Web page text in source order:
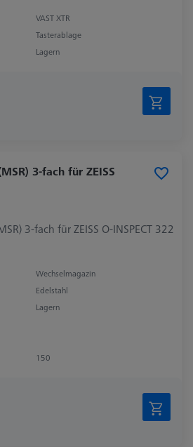
VAST XTR
Tasterablage
Lagern
3-fach für ZEISS
Wechselmagazin
Edelstahl
Lagern
150